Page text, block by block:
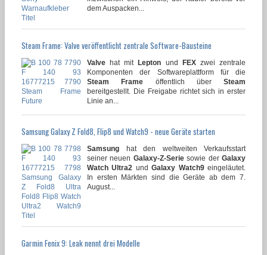
dem Auspacken...
Steam Frame: Valve veröffentlicht zentrale Software-Bausteine
Valve hat mitLepton und FEXzwei zentrale
Komponenten der Softwareplattform für die
Steam Frame öffentlich über Steam
bereitgestellt. Die Freigabe richtet sich in erster
Linie an...
Samsung Galaxy Z Fold8, Flip8 und Watch9 - neue Geräte starten
Samsung hat den weltweiten Verkaufsstart
seiner neuen Galaxy-Z-Seriesowie derGalaxy
Watch Ultra2 undGalaxy Watch9eingeläutet.
In ersten Märkten sind die Geräte ab dem 7.
August...
Garmin Fenix 9: Leak nennt drei Modelle